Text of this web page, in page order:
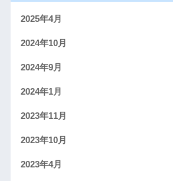
2025年4月
2024年10月
2024年9月
2024年1月
2023年11月
2023年10月
2023年4月